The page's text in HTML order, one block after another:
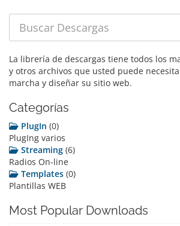
La librería de descargas tiene todos los
y otros archivos que usted puede
marcha y diseñar su sitio web.
Categorías
PlugIn (0)
PlugIng varios
Streaming (6)
Radios On-line
Templates (0)
Plantillas WEB
Most Popular Downloads